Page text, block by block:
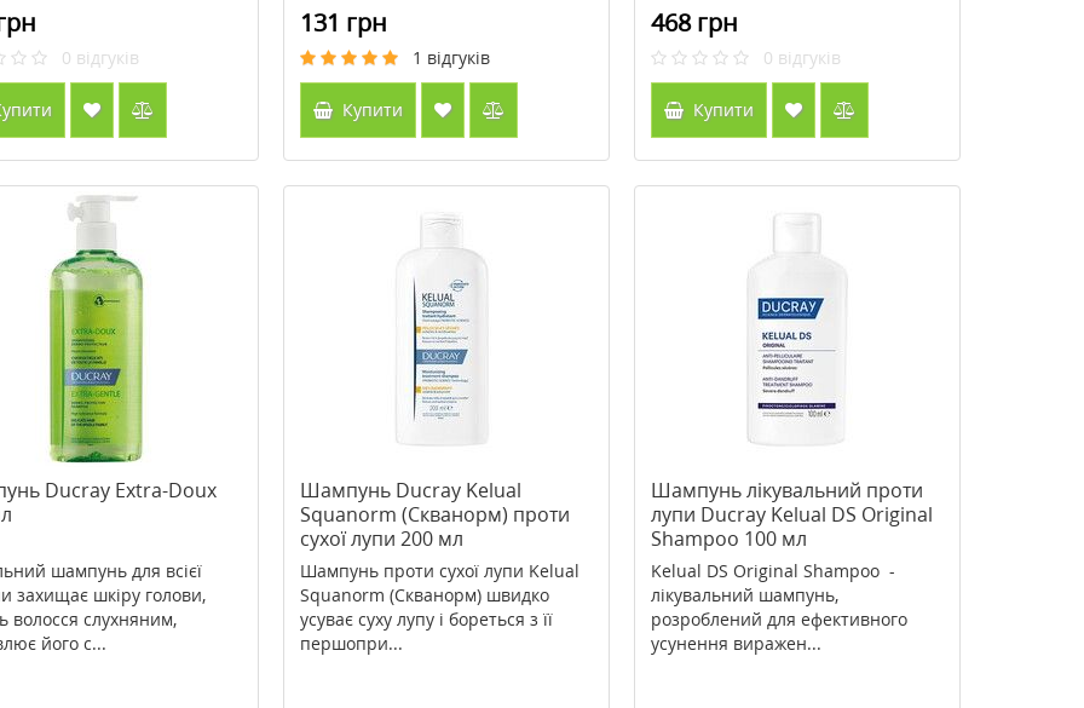
0 відгуків
131 грн
1 відгуків
Купити
468 грн
0 відгуків
Купити
Ducray Extra-Doux
шампунь для всієї
захищає шкіру голови,
волосся слухняним,
його с...
Шампунь Ducray Kelual
Squanorm (Скванорм) проти
сухої лупи 200 мл
Шампунь проти сухої лупи Kelual
Squanorm (Скванорм) швидко
усуває суху лупу і бореться з її
першопри...
Шампунь лікувальний проти
лупи Ducray Kelual DS Original
Shampoo 100 мл
Kelual DS Original Shampoo -
лікувальний шампунь,
розроблений для ефективного
усунення виражен...